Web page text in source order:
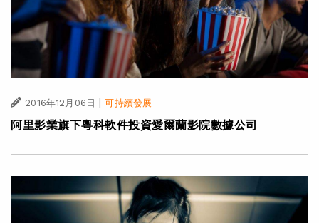
2016年12月06日 | 可持續發展
阿里影業旗下粵科軟件投資愛爾蘭影院數據公司